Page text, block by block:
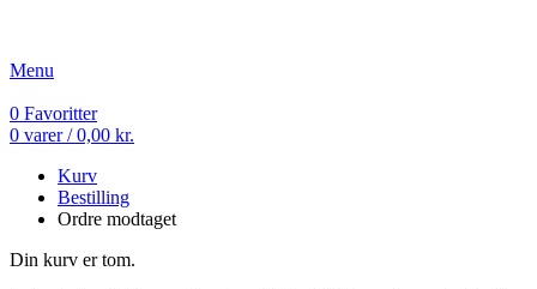
Menu
0 Favoritter
0 varer / 0,00 kr.
Kurv
Bestilling
Ordre modtaget
Din kurv er tom.